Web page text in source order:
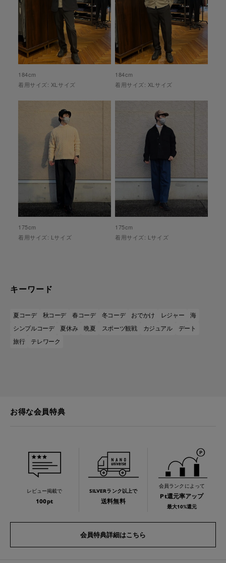
184cm
着用サイズ: XL サイズ
184cm
着用サイズ: XL サイズ
175cm
着用サイズ: L サイズ
175cm
着用サイズ: L サイズ
キーワード
夏コーデ 秋コーデ 春コーデ 冬コーデ おでかけ レジャー
海
シンプルコーデ
夏休み 晩夏 スポーツ観戦 カジュアル
デート
旅行
テレワーク
お得な会員特典
レビュー掲載で
100pt
SILVERランク以上で
送料無料
会員ランクによって
Pt還元率アップ
最大10%還元
会員特典詳細はこちら